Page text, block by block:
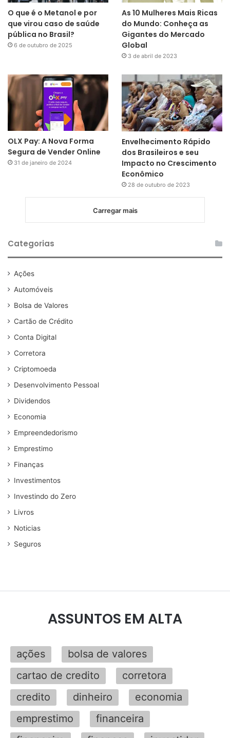
O que é o Metanol e por
que virou caso de saúde
pública no Brasil?
6 de outubro de 2025
As 10 Mulheres Mais Ricas
do Mundo: Conheça as
Gigantes do Mercado
Global
3 de abril de 2023
OLX Pay: A Nova Forma
Segura de Vender Online
31 de janeiro de 2024
Envelhecimento Rápido
dos Brasileiros e seu
Impacto no Crescimento
Econômico
28 de outubro de 2023
Carregar mais
Categorias
Ações
Automóveis
Bolsa de Valores
Cartão de Crédito
Conta Digital
Corretora
Criptomoeda
Desenvolvimento Pessoal
Dividendos
Economia
Empreendedorismo
Emprestimo
Finanças
Investimentos
Investindo do Zero
Livros
Noticias
Seguros
ASSUNTOS EM ALTA
ações
bolsa de valores
cartao de credito
corretora
credito
dinheiro
economia
emprestimo
financeira